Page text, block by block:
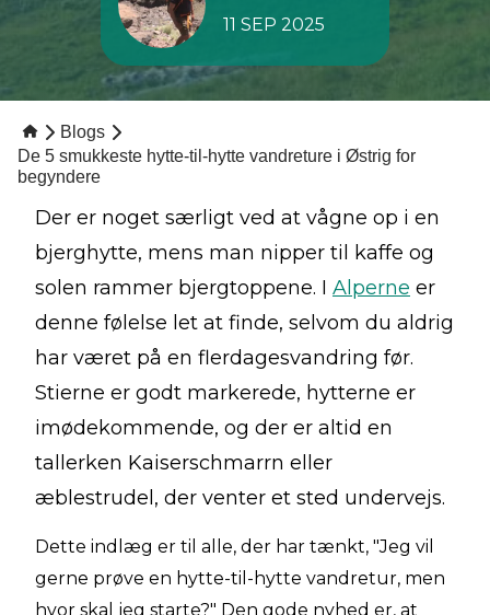
11 SEP 2025
Blogs
De 5 smukkeste hytte-til-hytte vandreture i Østrig for
begyndere
Der er noget særligt ved at vågne op i en
bjerghytte, mens man nipper til kaffe og
solen rammer bjergtoppene. I Alperne er
denne følelse let at finde, selvom du aldrig
har været på en flerdagesvandring før.
Stierne er godt markerede, hytterne er
imødekommende, og der er altid en
tallerken Kaiserschmarrn eller
æblestrudel, der venter et sted undervejs.
Dette indlæg er til alle, der har tænkt, "Jeg vil
gerne prøve en hytte-til-hytte vandretur, men
hvor skal jeg starte?" Den gode nyhed er, at